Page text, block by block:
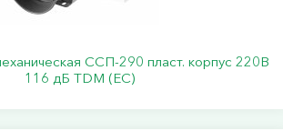
ССП-290 пласт. корпус 220В
116 дБ TDM (ЕС)